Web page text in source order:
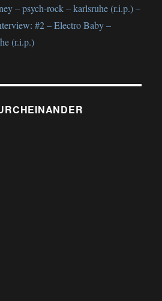
– psych-rock – karlsruhe (r.i.p.) –
#2 – Electro Baby –
(r.i.p.)